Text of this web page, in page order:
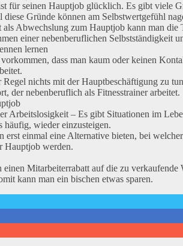
für seinen Hauptjob glücklich. Es gibt viele
Gründe können am Selbstwertgefühl
Abwechslung zum Hauptjob kann man
einer nebenberuflichen Selbstständigkeit
lernen
dass man kaum oder keinen
nichts mit der Hauptbeschäftigung zu
der nebenberuflich als Fitnesstrainer arbeitet.
Arbeitslosigkeit – Es gibt Situationen im
häufig, wieder einzusteigen.
erst einmal eine Alternative bieten, bei
Hauptjob werden.
einen Mitarbeiterrabatt auf die zu
kann man ein bischen etwas sparen.